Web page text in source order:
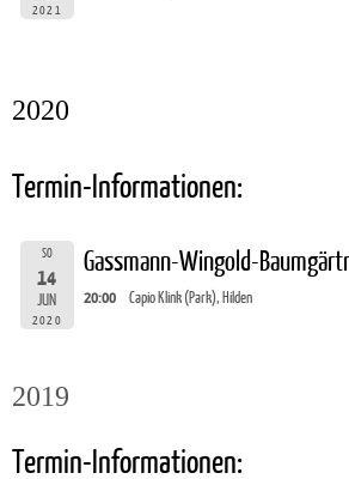
2021
2020
Termin-Informationen:
SO
14
JUN
2020
Gassmann-Wingold-
20:00 Capio Klink (Park), Hilden
2019
Termin-Informationen: